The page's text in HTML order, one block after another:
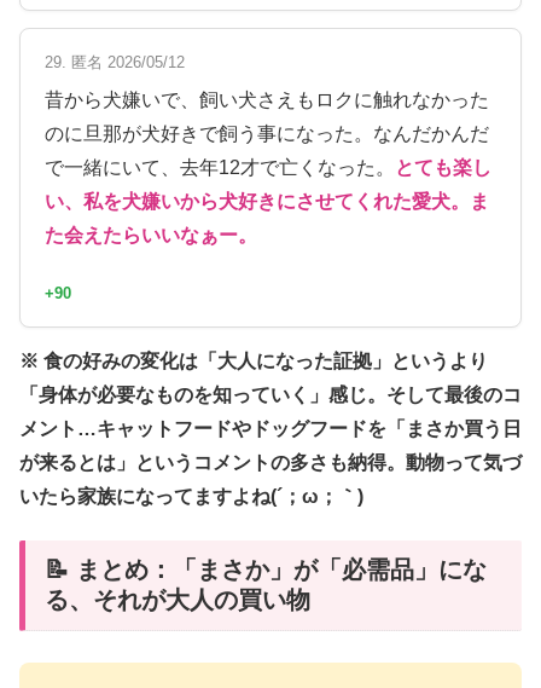
29. 匿名 2026/05/12
昔から犬嫌いで、飼い犬さえもロクに触れなかった
のに旦那が犬好きで飼う事になった。なんだかんだ
で一緒にいて、去年12才で亡くなった。
とても楽し
い、私を犬嫌いから犬好きにさせてくれた愛犬。ま
た会えたらいいなぁー。
+90
※ 食の好みの変化は「大人になった証拠」というより
「身体が必要なものを知っていく」感じ。そして最後のコ
メント…キャットフードやドッグフードを「まさか買う日
が来るとは」というコメントの多さも納得。動物って気づ
いたら家族になってますよね(´；ω；｀)
📝 まとめ：「まさか」が「必需品」にな
る、それが大人の買い物